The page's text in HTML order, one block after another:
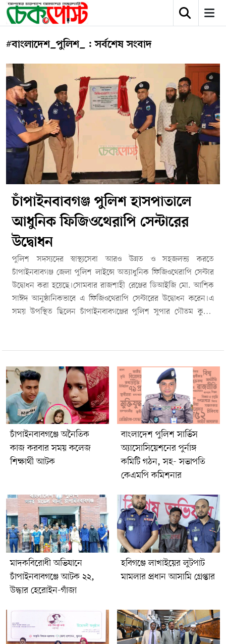
#বাংলাদেশ_পুলিশ_ : সর্বশেষ সংবাদ
চাঁপাইনবাবগঞ্জ পুলিশ হাসপাতালে
আধুনিক ফিজিওথেরাপি সেন্টারের
উদ্বোধন
পুলিশ সদস্যদের স্বাস্থ্যসেবা আরও উন্নত ও সহজলভ্য করতে
চাঁপাইনবাবগঞ্জ জেলা পুলিশ লাইন্সে অত্যাধুনিক ফিজিওথেরাপি সেন্টার
উদ্বোধন করা হয়েছে।সোমবার রাজশাহী রেঞ্জের ডিআইজি মো. আশিক
সাঈদ আনুষ্ঠানিকভাবে এ ফিজিওথেরাপি সেন্টারের উদ্বোধন করেন।এ
সময় উপস্থিত ছিলেন চাঁপাইনবাবগঞ্জের পুলিশ সুপার গৌতম কুমার
ফিজিওথেরাপি সেন্টারের মাধ্যমে পুলিশ সদস্য ও তাঁদের পরিবারের
সদস্যরা আধুনিক ও মানসম্মত ফিজিওথেরাপি সেবা গ্রহণ করতে পারবেন।
এতে কর্মক্ষেত্রে আঘাতজনিত সমস্যা, দীর্ঘদিনের শারীরিক ব্যথা এবং
বিভিন্ন মাংসপেশি ও অস্থিসংক্রান্ত জটিলতা থেকে দ্রুত সুস্থ হওয়ার সুযোগ
সৃষ্টি হবে।সংশ্লিষ্টরা আশা করছেন, এ উদ্যোগ পুলিশ সদস্যদের
স্বাস্থ্যসুরক্ষা নিশ্চিত করার পাশাপাশি তাঁদের কর্মক্ষমতা বৃদ্ধি এবং সেবার
মান উন্নয়নে গুরুত্বপূর্ণ ভূমিকা রাখবে।
চাঁপাইনবাবগঞ্জে অনৈতিক
কাজ করবার সময় কলেজ
শিক্ষার্থী আটক
বাংলাদেশ পুলিশ সার্ভিস
অ্যাসোসিয়েশনের পুর্নাঙ্গ
কমিটি গঠন, সহ- সভাপতি
কেএমপি কমিশনার
মাদকবিরোধী অভিযানে
চাঁপাইনবাবগঞ্জে আটক ২২,
উদ্ধার হেরোইন-গাঁজা
হবিগঞ্জে লাখাইয়ের লুটপাট
মামলার প্রধান আসামি গ্রেপ্তার